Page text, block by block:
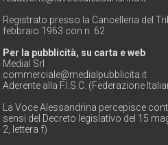
Registrato presso la Cancelleria del
febbraio 1963 con n. 62
Per la pubblicità, su carta e web
Medial Srl
commerciale@medialpubblicita.it
Aderente alla F.I.S.C. (Federazione
La Voce Alessandrina percepisce
sensi del Decreto legislativo del 15
2, lettera f)